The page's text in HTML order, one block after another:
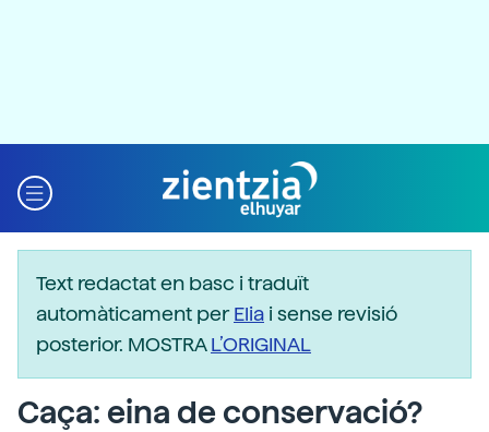
Text redactat en basc i traduït
automàticament perElia i sense revisió
posterior. MOSTRAL’ORIGINAL
Caça: eina de conservació?